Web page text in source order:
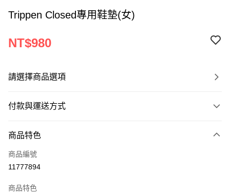
Trippen Closed專用鞋墊(女)
NT$980
請選擇商品選項
付款與運送方式
信用卡一次付款
ATM付款
運送方式
商品特色
商品編號
11777894
商品特色